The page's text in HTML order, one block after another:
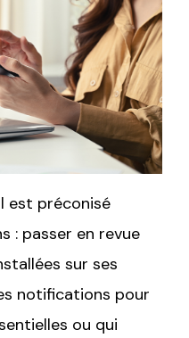
est préconisé
: passer en revue
sur ses
notifications pour
ou qui